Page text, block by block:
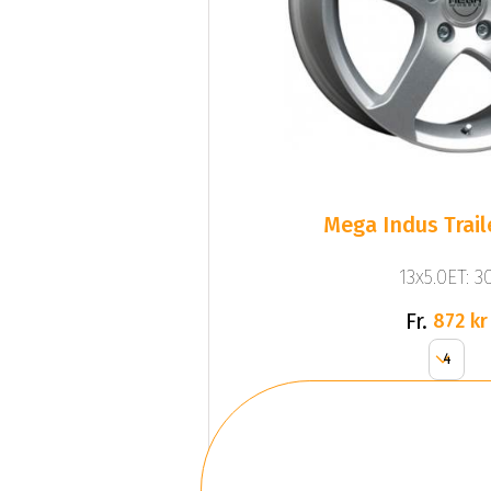
Mega Indus
13x5.0ET:
Fr. 872 kr